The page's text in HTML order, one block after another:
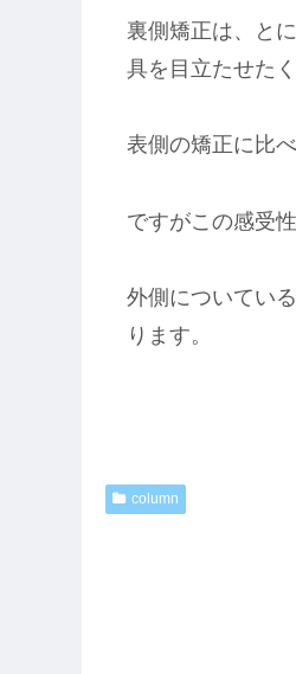
裏側矯正は、と
具を目立たせた
表側の矯正に比
ですがこの感受
外側についてい
ります。
column